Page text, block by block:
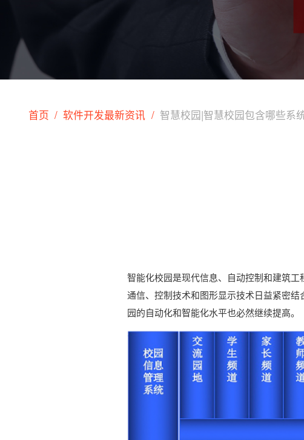
首页 软件开发最新资讯 智慧校园|智慧校园包含哪些系
智能化校园是现代信息、自动控制和建筑工
通信、控制技术和图形显示技术日益紧密
园的自动化和智能化水平也必然继续提高。